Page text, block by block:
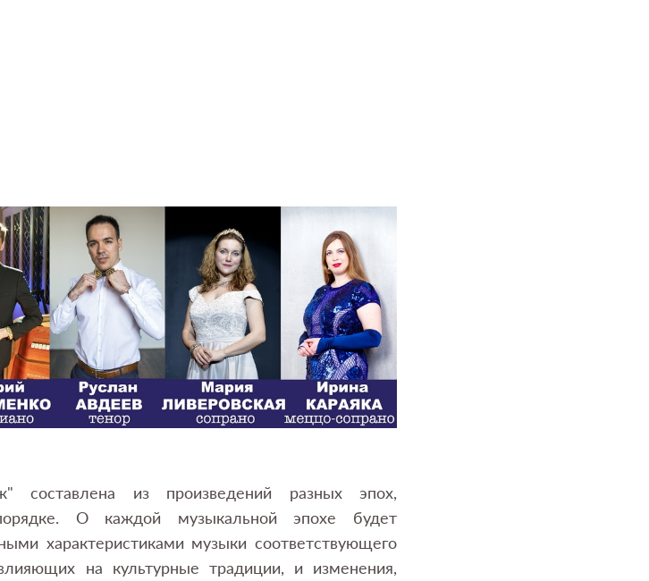
составлена из произведений разных эпох,
О каждой музыкальной эпохе будет
характеристиками музыки соответствующего
на культурные традиции, и изменения,